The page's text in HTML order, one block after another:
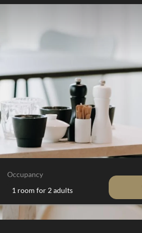
Occupancy
1 room for 2 adults